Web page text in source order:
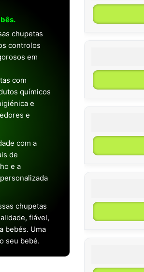
chupetas
controlos
em
com
químicos
e
e
com a
de
e a
chupetas
fiável,
bebés. Uma
seu bebé.